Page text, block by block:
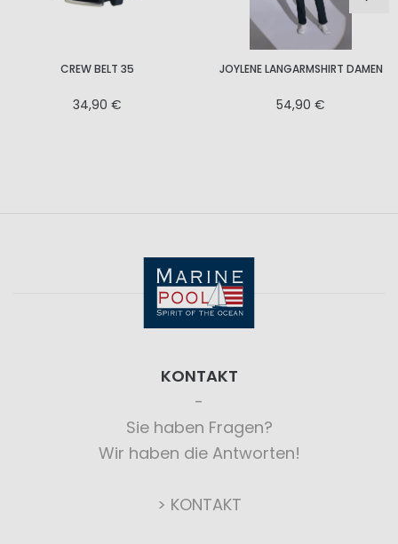
CREW BELT 35
34,90 €
JOYLENE LANGARMSHIRT DAMEN
54,90 €
KONTAKT
Sie haben Fragen?
Wir haben die Antworten!
> KONTAKT